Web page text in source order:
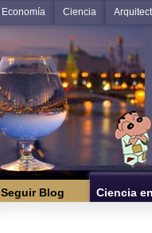
Economía Ciencia
Seguir Blog Ciencia